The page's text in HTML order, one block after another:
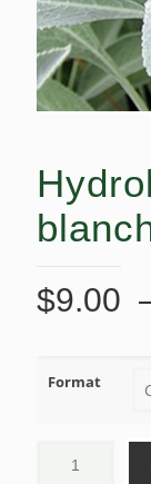
$9.00
Format